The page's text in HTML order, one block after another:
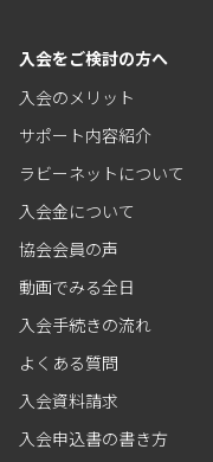
入会をご検討の方へ
入会のメリット
サポート内容紹介
ラビーネットについて
入会金について
協会会員の声
動画でみる全日
入会手続きの流れ
よくある質問
入会資料請求
入会申込書の書き方